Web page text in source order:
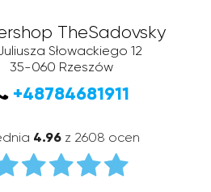
TheSadovsky
Słowackiego 12
35-060 Rzeszów
+48784681911
4.96 z 2608 ocen